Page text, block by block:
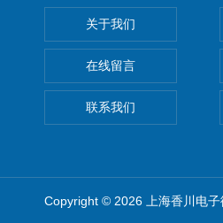
关于我们
在线留言
联系我们
Copyright © 2026 上海香川电